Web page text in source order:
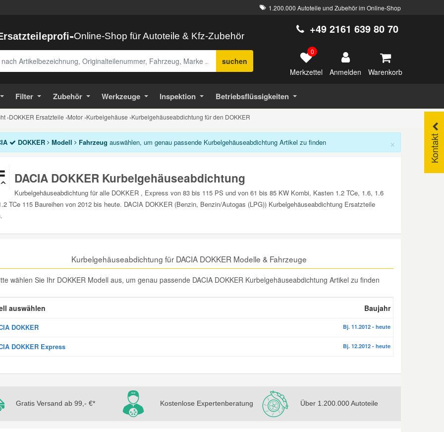
1.200.000 Autoteile und Zubehör im Online-Shop
-Online-Shop für Autoteile & Kfz-Zubehör
suchen
+49 2161 639 80 70
0
Merkzettel Anmelden Warenkorb
Filter Zubehör Werkzeuge Inspektion Betriebsflüssigkeiten
›DOKKER Ersatzteile ›Motor ›Kurbelgehäuse ›Kurbelgehäuseabdichtung für den DOKKER
Kontakt
×
DOKKER Modell Fahrzeug auswählen, um genau passende Kurbelgehäuseabdichtung Artikel zu finden
DACIA DOKKER Kurbelgehäuseabdichtung
Kurbelgehäuseabdichtung für alle DOKKER , Express von 83 bis 115 PS und von 61 bis 85 KW Kombi, Kasten 1.2 TCe, 1.6, 1.6
TCe 115 Baureihen von 2012 bis heute. DACIA DOKKER (Benzin, Benzin/Autogas (LPG)) Kurbelgehäuseabdichtung Ersatzteile
Kurbelgehäuseabdichtung für DACIA DOKKER Modelle & Fahrzeuge
wählen Sie Ihr DOKKER Modell aus, um genau passende DACIA DOKKER Kurbelgehäuseabdichtung Artikel zu finden
auswählen Baujahr
DOKKER Bj. 11.2012 - heute
DOKKER Express Bj. 12.2012 - heute
Gratis Versand ab 99,- €* Kostenlose Expertenberatung Über 1.200.000 Autoteile